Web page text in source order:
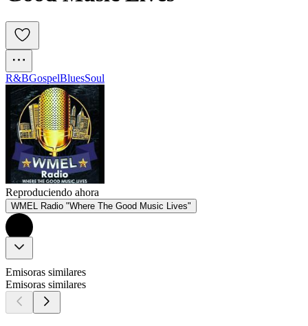
R&BGospelBluesSoul
Reproduciendo ahora
WMEL Radio "Where The Good Music Lives"
Emisoras similares
Emisoras similares